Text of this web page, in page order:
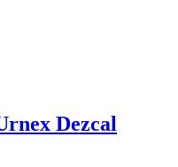
Dezcal